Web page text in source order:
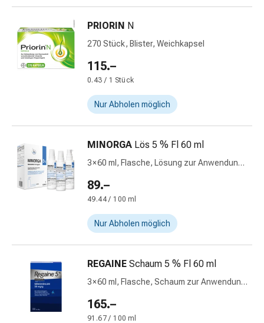
Ohrenbeschwerden
Ohrenpflege
Augentropfen
Augenentzündungen
Augenverbände
Kreislauf
Herztherapie
Kompressions-
Strümpfe
Kreislaufbeschwerden
Rauchstopp
Venenbeschwerden
Herznerven-
Störung
Gedächtnis-
Konzentrationsstörung
Allergien
&
PRIORIN N
270 Stück, Blister, Weichkapsel
115.–
0.43 / 1 Stück
Nur Abholen möglich
MINORGA Lös 5 % Fl 60 ml
3 × 60 ml, Flasche, Lösung zur Anwendung
89.–
49.44 / 100 ml
Nur Abholen möglich
REGAINE Schaum 5 % Fl 60 ml
3 × 60 ml, Flasche, Schaum zur Anwendung
165.–
91.67 / 100 ml